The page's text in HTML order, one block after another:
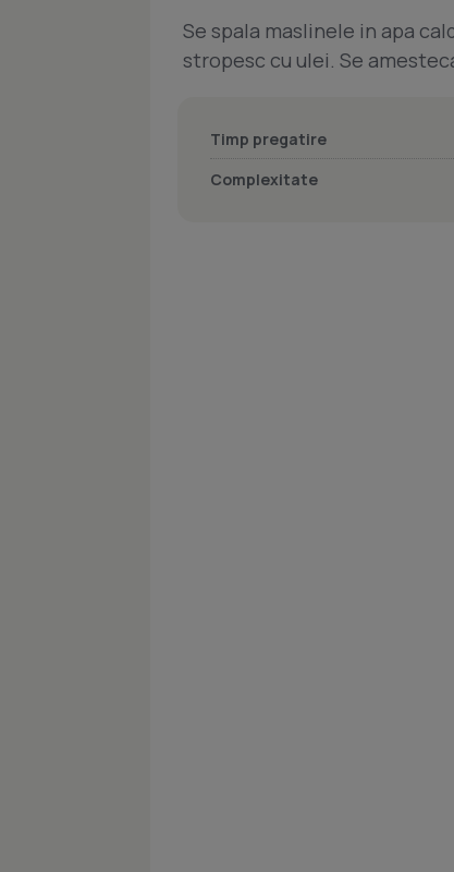
Se spala maslinele in apa
stropesc cu ulei. Se
Timp pregatire
Complexitate